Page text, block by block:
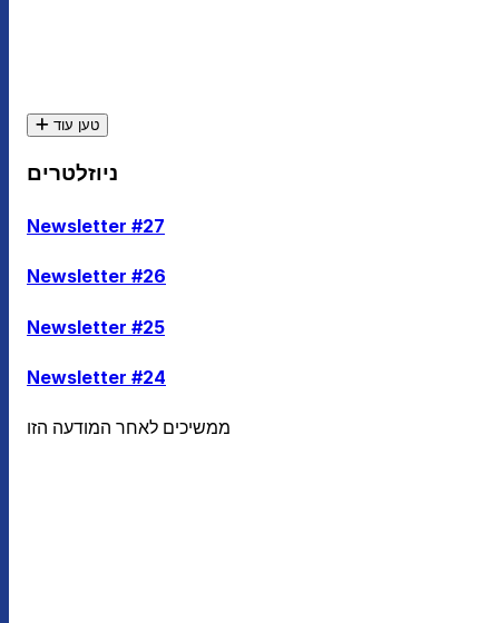
טען עוד
ניוזלטרים
Newsletter #27
Newsletter #26
Newsletter #25
Newsletter #24
ממשיכים לאחר המודעה הזו